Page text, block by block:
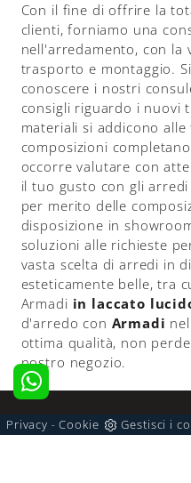
Con il fine di offrire la
clienti, forniamo una
nell'arredamento, con la
trasporto e montaggio.
conoscere i nostri
consigli riguardo i nuovi
materiali si addicono alle
composizioni
occorre valutare con
il tuo gusto con gli
per merito delle
disposizione in
soluzioni alle richieste
vasta scelta di arredi in
esteticamente belle, tra
Armadi in laccato
d'arredo con Armadi
ottima qualità, non
nostro negozio.
Privacy -Cookie Gestisci i